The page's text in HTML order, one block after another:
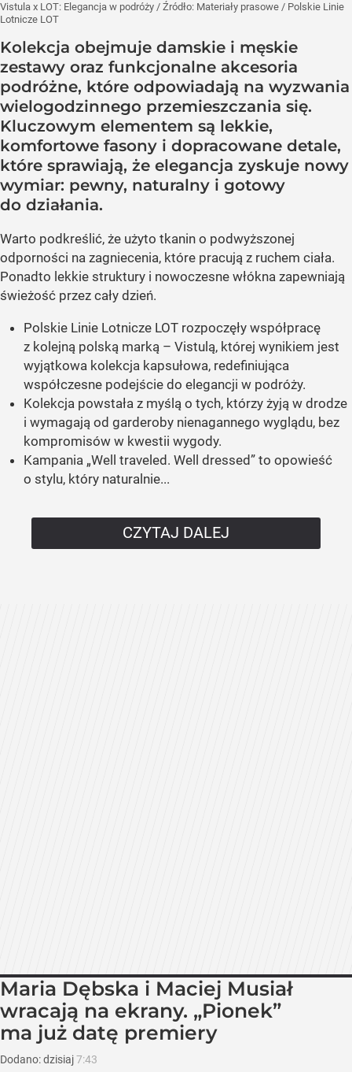
Vistula x LOT: Elegancja w podróży / Źródło: Materiały prasowe / Polskie Linie
Lotnicze LOT
Kolekcja obejmuje damskie i męskie
zestawy oraz funkcjonalne akcesoria
podróżne, które odpowiadają na wyzwania
wielogodzinnego przemieszczania się.
Kluczowym elementem są lekkie,
komfortowe fasony i dopracowane detale,
które sprawiają, że elegancja zyskuje nowy
wymiar: pewny, naturalny i gotowy
do działania.
Warto podkreślić, że użyto tkanin o podwyższonej
odporności na zagniecenia, które pracują z ruchem ciała.
Ponadto lekkie struktury i nowoczesne włókna zapewniają
świeżość przez cały dzień.
Polskie Linie Lotnicze LOT rozpoczęły współpracę
z kolejną polską marką – Vistulą, której wynikiem jest
wyjątkowa kolekcja kapsułowa, redefiniująca
współczesne podejście do elegancji w podróży.
Kolekcja powstała z myślą o tych, którzy żyją w drodze
i wymagają od garderoby nienagannego wyglądu, bez
kompromisów w kwestii wygody.
Kampania „Well traveled. Well dressed” to opowieść
o stylu, który naturalnie...
CZYTAJ DALEJ
Maria Dębska i Maciej Musiał
wracają na ekrany. „Pionek”
ma już datę premiery
Dodano:dzisiaj7:43